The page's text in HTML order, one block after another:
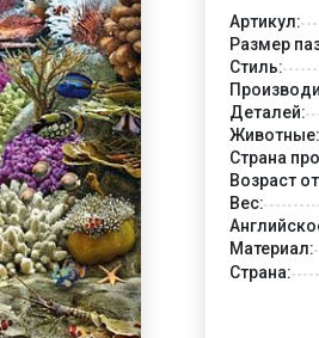
Артикул:
Размер
Стиль:
Деталей:
Животные:
Страна
Возраст
Вес:
Материал:
Страна: